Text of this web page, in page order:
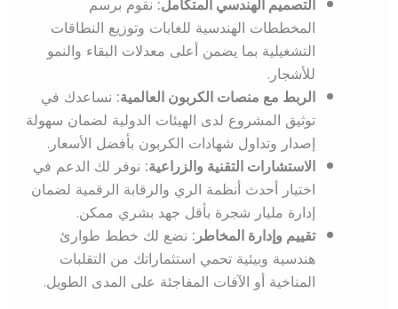
المخططات الهندسية للغابات وتوزيع النطاقات
التشغيلية بما يضمن أعلى معدلات البقاء والنمو
للأشجار.
الربط مع منصات الكربون العالمية:نساعدك في
توثيق المشروع لدى الهيئات الدولية لضمان سهولة
إصدار وتداول شهادات الكربون بأفضل الأسعار.
الاستشارات التقنية والزراعية:نوفر لك الدعم في
اختيار أحدث أنظمة الري والرقابة الرقمية لضمان
إدارة مليار شجرة بأقل جهد بشري ممكن.
تقييم وإدارة المخاطر:نضع لك خطط طوارئ
هندسية وبيئية تحمي استثماراتك من التقلبات
المناخية أو الآفات المفاجئة على المدى الطويل.